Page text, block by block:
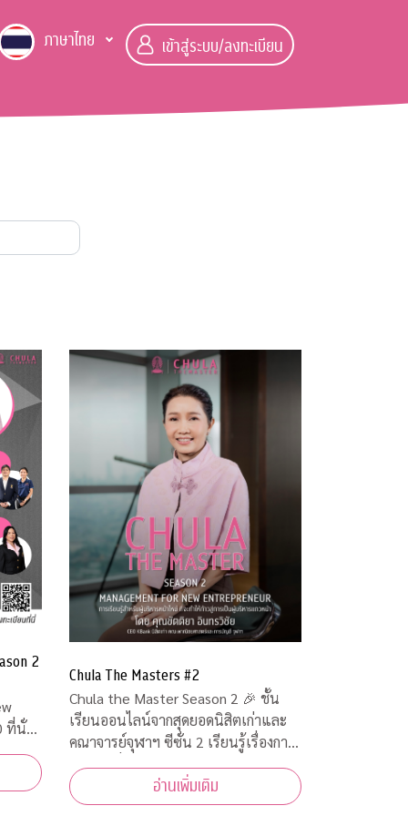
ภาษาไทย เข้าสู่ระบบ/ลงทะเบียน
2
Chula The Masters #2
Chula the Master Season 2 🎉 ชั้น
เรียนออนไลน์จากสุดยอดนิสิตเก่าและ
คณาจารย์จุฬาฯ ซีซั่น 2 เรียนรู้เรื่องการ
จัดการเพื่อเตรียมเป็นผู้ประกอบการตัว
จริง
อ่านเพิ่มเติม